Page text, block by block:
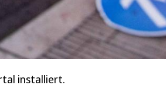
installiert.